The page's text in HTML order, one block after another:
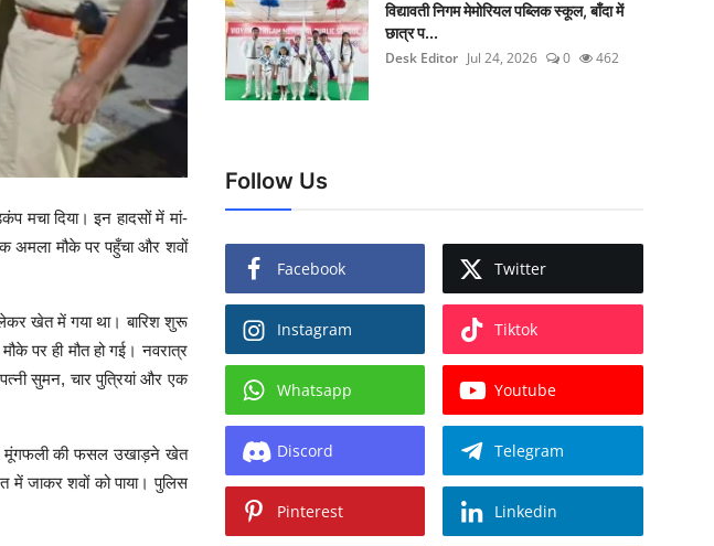
मचा दिया। इन हादसों में मां-
अमला मौके पर पहुँचा और शवों
लेकर खेत में गया था। बारिश शुरू
पर ही मौत हो गई। नवरात्र
सुमन, चार पुत्रियां और एक
मूंगफली की फसल उखाड़ने खेत
में जाकर शवों को पाया। पुलिस
विद्यावती निगम मेमोरियल पब्लिक स्कूल, बाँदा में
छात्र प...
Desk Editor Jul 24, 2026 0 462
Follow Us
Facebook Twitter
Instagram Tiktok
Whatsapp Youtube
Discord Telegram
Pinterest Linkedin